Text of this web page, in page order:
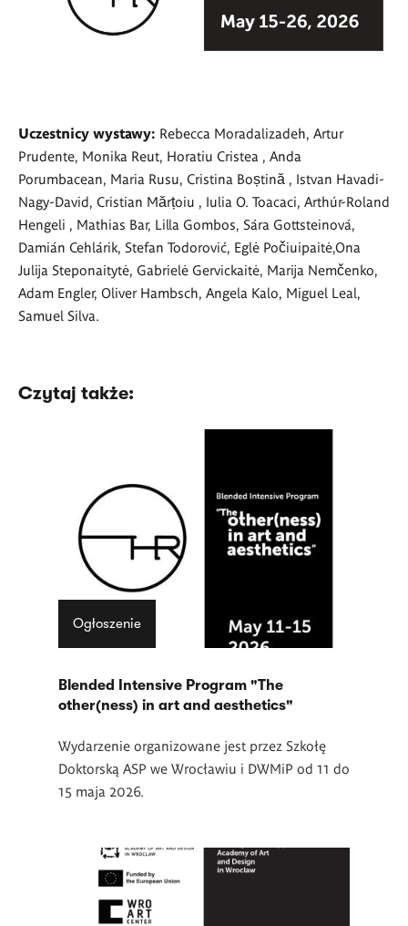
Uczestnicy wystawy: Rebecca Moradalizadeh, Artur
Prudente, Monika Reut, Horatiu Cristea , Anda
Porumbacean, Maria Rusu, Cristina Boștină , Istvan Havadi-
Nagy-David, Cristian Mărțoiu , Iulia O. Toacaci, Arthúr-Roland
Hengeli , Mathias Bar, Lilla Gombos, Sára Gottsteinová,
Damián Cehlárik, Stefan Todorović, Eglė Počiuipaitė,Ona
Julija Steponaitytė, Gabrielė Gervickaitė, Marija Nemčenko,
Adam Engler, Oliver Hambsch, Angela Kalo, Miguel Leal,
Samuel Silva.
Czytaj także:
Ogłoszenie
Blended Intensive Program "The
other(ness) in art and aesthetics"
Wydarzenie organizowane jest przez Szkołę
Doktorską ASP we Wrocławiu i DWMiP od 11 do
15 maja 2026.